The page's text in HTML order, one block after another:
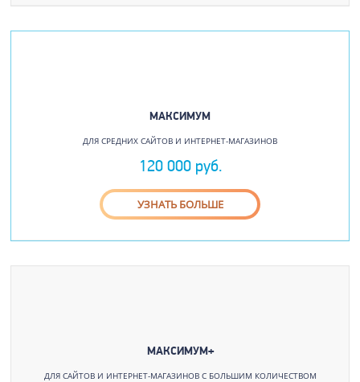
МАКСИМУМ
ДЛЯ СРЕДНИХ САЙТОВ И ИНТЕРНЕТ-МАГАЗИНОВ
120 000 руб.
УЗНАТЬ БОЛЬШЕ
МАКСИМУМ+
ДЛЯ САЙТОВ И ИНТЕРНЕТ-МАГАЗИНОВ С БОЛЬШИМ КОЛИЧЕСТВОМ